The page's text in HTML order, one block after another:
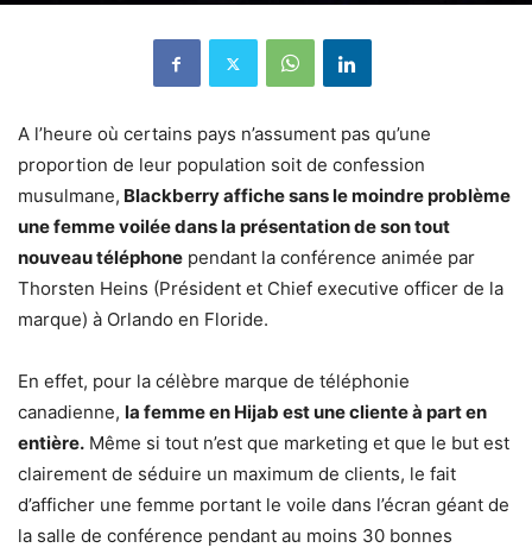
A l’heure où certains pays n’assument pas qu’une
proportion de leur population soit de confession
musulmane, Blackberry affiche sans le moindre problème
une femme voilée dans la présentation de son tout
nouveau téléphone pendant la conférence animée par
Thorsten Heins (Président et Chief executive officer de la
marque) à Orlando en Floride.
En effet, pour la célèbre marque de téléphonie
canadienne, la femme en Hijab est une cliente à part en
entière. Même si tout n’est que marketing et que le but est
clairement de séduire un maximum de clients, le fait
d’afficher une femme portant le voile dans l’écran géant de
la salle de conférence pendant au moins 30 bonnes